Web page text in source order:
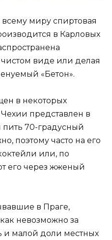
миру спиртовая
в Карловых
виде или делая
«Бетон».
в некоторых
представлен в
70-градусный
поэтому часто на его
или, по
его через жженый
в Праге,
невозможно за
и малой доли местных